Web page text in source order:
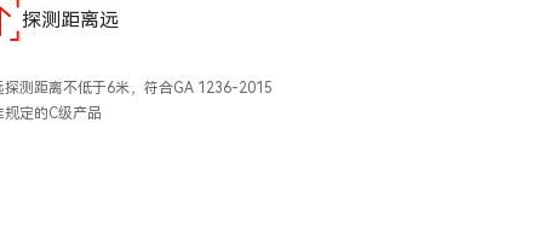
探测距离远
探测距离不低于6米，符合GA 1236-2015
规定的C级产品